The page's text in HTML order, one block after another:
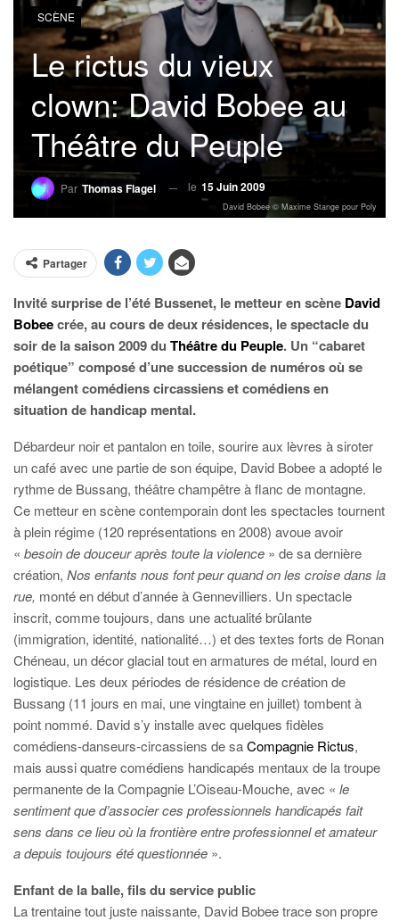
SCÈNE
Le rictus du vieux
clown: David Bobee au
Théâtre du Peuple
Par Thomas Flagel le 15 Juin 2009
David Bobee © Maxime Stange pour Poly
Partager
Invité surprise de l’été Bussenet, le metteur en scène David
Bobeecrée, au cours de deux résidences, le spectacle du
soir de la saison 2009 du Théâtre du Peuple. Un “cabaret
poétique” composé d’une succession de numéros où se
mélangent comédiens circassiens et comédiens en
situation de handicap mental.
Débardeur noir et pantalon en toile, sourire aux lèvres à siroter
un café avec une partie de son équipe, David Bobee a adopté le
rythme de Bussang, théâtre champêtre à flanc de montagne.
Ce metteur en scène contemporain dont les spectacles tournent
à plein régime (120 représentations en 2008) avoue avoir
« besoin de douceur après toute la violence » de sa dernière
création, Nos enfants nous font peur quand on les croise dans la
rue, monté en début d’année à Gennevilliers. Un spectacle
inscrit, comme toujours, dans une actualité brûlante
(immigration, identité, nationalité…) et des textes forts de Ronan
Chéneau, un décor glacial tout en armatures de métal, lourd en
logistique. Les deux périodes de résidence de création de
Bussang (11 jours en mai, une vingtaine en juillet) tombent à
point nommé. David s’y installe avec quelques fidèles
comédiens-danseurs-circassiens de saCompagnie Rictus,
mais aussi quatre comédiens handicapés mentaux de la troupe
permanente de la Compagnie L’Oiseau-Mouche, avec « le
sentiment que d’associer ces professionnels handicapés fait
sens dans ce lieu où la frontière entre professionnel et amateur
a depuis toujours été questionnée ».
Enfant de la balle, fils du service public
La trentaine tout juste naissante, David Bobee trace son propre